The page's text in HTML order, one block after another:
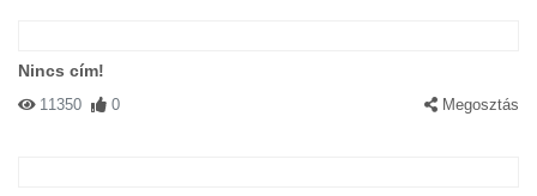
Nincs cím!
11350 0 Megosztás